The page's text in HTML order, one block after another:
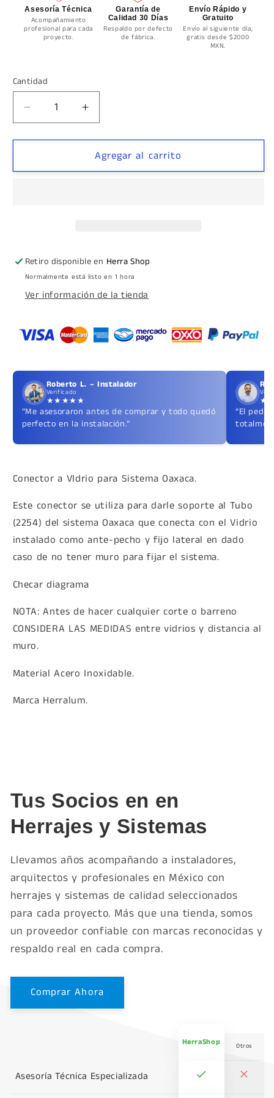
Asesoría Técnica
Acompañamiento
profesional para cada
proyecto.
Garantía de
Calidad 30 Días
Respaldo por defecto
de fábrica.
Envío Rápido y
Gratuito
Envío al siguiente día,
gratis desde $2000
MXN.
Cantidad
Cantidad
Reducir
cantidad
para
a
Aumentar
cantidad
para
Conector
a
Agregar al carrito
Retiro disponible en Herra Shop
Normalmente está listo en 1 hora
Ver información de la tienda
Roberto L. – Instalador
Verificado
★★★★★
“Me asesoraron antes de comprar y todo quedó
perfecto en la instalación.”
“El
Conector a VIdrio para Sistema Oaxaca.
Este conector se utiliza para darle soporte al Tubo
(2254) del sistema Oaxaca que conecta con el Vidrio
instalado como ante-pecho y fijo lateral en dado
caso de no tener muro para fijar el sistema.
Checar diagrama
NOTA: Antes de hacer cualquier corte o barreno
CONSIDERA LAS MEDIDAS entre vidrios y distancia al
muro.
Material Acero Inoxidable.
Marca Herralum.
Tus Socios en en
Herrajes y Sistemas
Llevamos años acompañando a instaladores,
arquitectos y profesionales en México con
herrajes y sistemas de calidad seleccionados
para cada proyecto. Más que una tienda, somos
un proveedor confiable con marcas reconocidas y
respaldo real en cada compra.
Comprar Ahora
HerraShop Otros
Asesoría Técnica Especializada